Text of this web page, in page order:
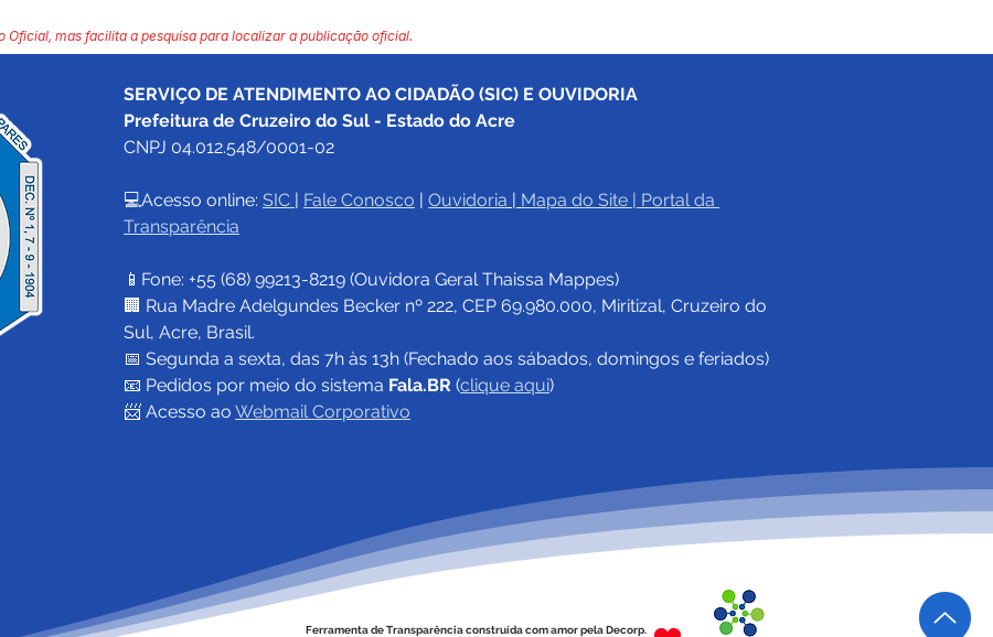
Oficial, mas facilita a pesquisa para localizar a publicação oficial.
SERVIÇO DE ATENDIMENTO AO CIDADÃO (SIC) E OUVIDORIA
Prefeitura de Cruzeiro do Sul - Estado do Acre
CNPJ 04.012.548/0001-02
💻Acesso online: SIC | Fale Conosco | Ouvidoria | Mapa do Site | Portal da
Transparência
📱Fone: +55 (68) 99213-8219 (Ouvidora Geral Thaissa Mappes)
🏢 Rua Madre Adelgundes Becker nº 222, CEP 69.980.000, Miritizal, Cruzeiro do
Sul, Acre, Brasil.
📅 Segunda a sexta, das 7h às 13h (Fechado aos sábados, domingos e feriados)
📧 Pedidos por meio do sistema Fala.BR (clique aqui)
📨 Acesso ao Webmail Corporativo
Ferramenta de Transparência construída com amor pela Decorp.